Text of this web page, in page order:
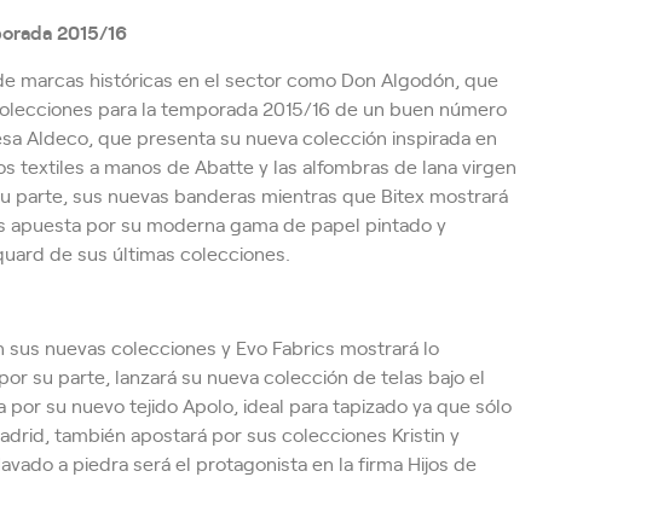
2015/16
marcas históricas en el sector como Don Algodón, que
para la temporada 2015/16 de un buen número
Aldeco, que presenta su nueva colección inspirada en
textiles a manos de Abatte y las alfombras de lana virgen
parte, sus nuevas banderas mientras que Bitex mostrará
apuesta por su moderna gama de papel pintado y
de sus últimas colecciones.
nuevas colecciones y Evo Fabrics mostrará lo
su parte, lanzará su nueva colección de telas bajo el
su nuevo tejido Apolo, ideal para tapizado ya que sólo
también apostará por sus colecciones Kristin y
a piedra será el protagonista en la firma Hijos de